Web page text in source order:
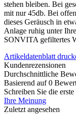
stehen bleiben. Bei
mit nur 45db. Bei
dieses Geräusch in
Anlage ruhig unter
SONVITA gefiltertes
Artikeldatenblatt
Kundenrezensionen
Durchschnittliche
Basierend auf 0
Schreiben Sie die
Ihre Meinung
Zuletzt angesehen